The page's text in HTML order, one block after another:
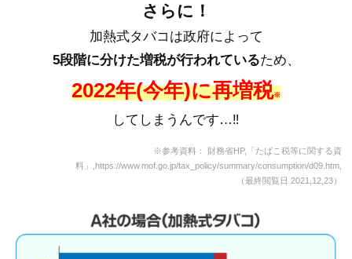
さらに！
加熱式タバコは政府によって
5段階に分けた増税が行われているため、
2022年(今年)に再増税※
してしまうんです…‼
※参考資料： 財務省HP,「たばこ税等に関する資
料」,https://www.mof.go.jp/tax_policy/summary/consumption/d09.htm,
（最終閲覧日 2021,12,23）